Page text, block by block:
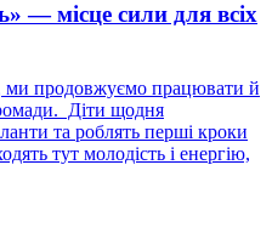
— місце сили для всіх
ми продовжуємо працювати й
Діти щодня
та роблять перші кроки
тут молодість і енергію,